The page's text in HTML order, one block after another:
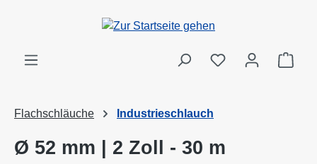
Zum Hauptinhalt springen
Flachschläuche Industrieschlauch
Ø 52 mm | 2 Zoll - 30 m